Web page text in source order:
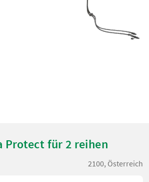
Protect für 2 reihen
2100, Österreich